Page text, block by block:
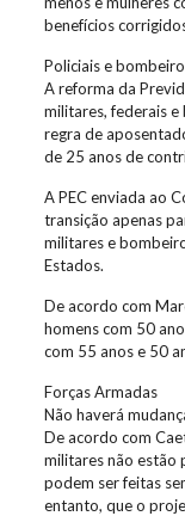
benefícios
Policiais e
A reforma da
militares, federais
regra de
de 25 anos de
A PEC enviada ao
transição apenas
militares e
Estados.
De acordo com
homens com 50
com 55 anos e 50
Forças Armadas
Não haverá
De acordo com
militares não estão
podem ser feitas
entanto, que o